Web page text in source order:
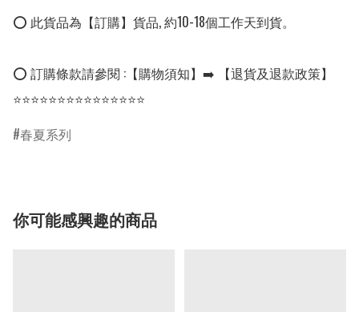
⭕ 此貨品為【訂購】貨品, 約10-18個工作天到貨。
⭕ 訂購條款請參閱 :【購物須知】➡️ 【退貨及退款政策】
⭐⭐⭐⭐⭐⭐⭐⭐⭐⭐⭐⭐⭐⭐⭐
春夏系列
你可能感興趣的商品